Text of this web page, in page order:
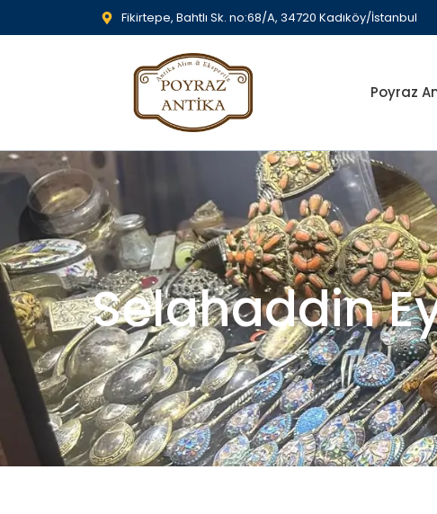
Fikirtepe, Bahtlı Sk. no:68/A, 34720 Kadıköy/İstanbul
Poyraz
Selahaddin